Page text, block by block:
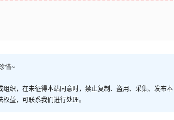
惜~
织，在未征得本站同意时，禁止复制、盗用、采集、发布本
益，可联系我们进行处理。